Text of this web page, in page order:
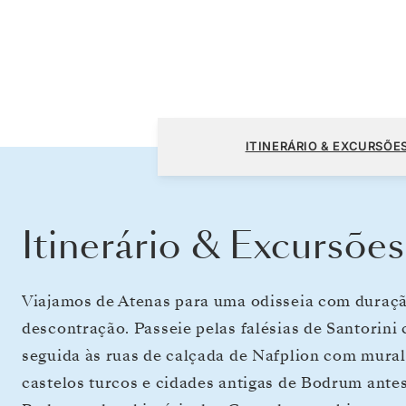
Atenas (Pireu) a Atenas (Pireu)ITINERÁRIO &
Itinerário & Excursões
Viajamos de Atenas para uma odisseia com
descontração. Passeie pelas falésias de Santorini
seguida às ruas de calçada de Nafplion com
castelos turcos e cidades antigas de Bodrum